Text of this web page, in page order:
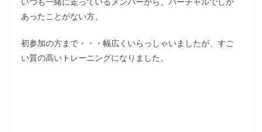
あったことがない方、
初参加の方まで・・・幅広くいらっしゃいましたが、すご
い質の高いトレーニングになりました。